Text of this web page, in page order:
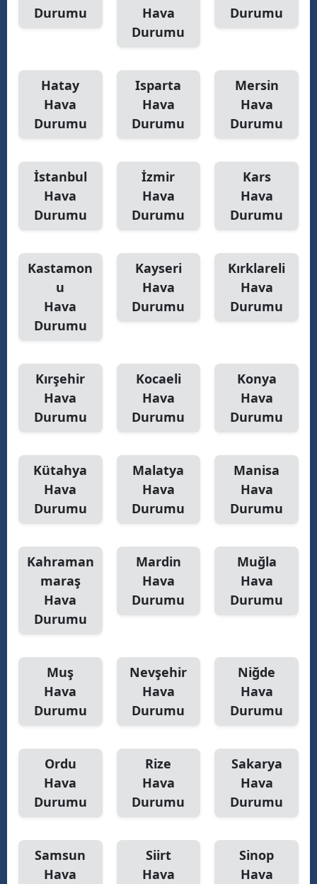
Durumu
Hava
Durumu
Durumu
Hatay
Hava
Durumu
Isparta
Hava
Durumu
Mersin
Hava
Durumu
İstanbul
Hava
Durumu
İzmir
Hava
Durumu
Kars
Hava
Durumu
Kastamon
u
Hava
Durumu
Kayseri
Hava
Durumu
Kırklareli
Hava
Durumu
Kırşehir
Hava
Durumu
Kocaeli
Hava
Durumu
Konya
Hava
Durumu
Kütahya
Hava
Durumu
Malatya
Hava
Durumu
Manisa
Hava
Durumu
Kahraman
maraş
Hava
Durumu
Mardin
Hava
Durumu
Muğla
Hava
Durumu
Muş
Hava
Durumu
Nevşehir
Hava
Durumu
Niğde
Hava
Durumu
Ordu
Hava
Durumu
Rize
Hava
Durumu
Sakarya
Hava
Durumu
Samsun
Hava
Siirt
Hava
Sinop
Hava